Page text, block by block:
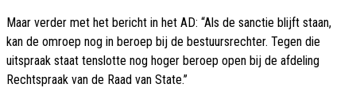
Maar verder met het bericht in het AD: “Als de sanctie blijft staan,
kan de omroep nog in beroep bij de bestuursrechter. Tegen die
uitspraak staat tenslotte nog hoger beroep open bij de afdeling
Rechtspraak van de Raad van State.’’